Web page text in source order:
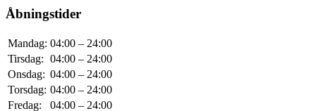
Åbningstider
Mandag: 04:00 – 24:00
Tirsdag: 04:00 – 24:00
Onsdag: 04:00 – 24:00
Torsdag: 04:00 – 24:00
Fredag:
04:00 – 24:00